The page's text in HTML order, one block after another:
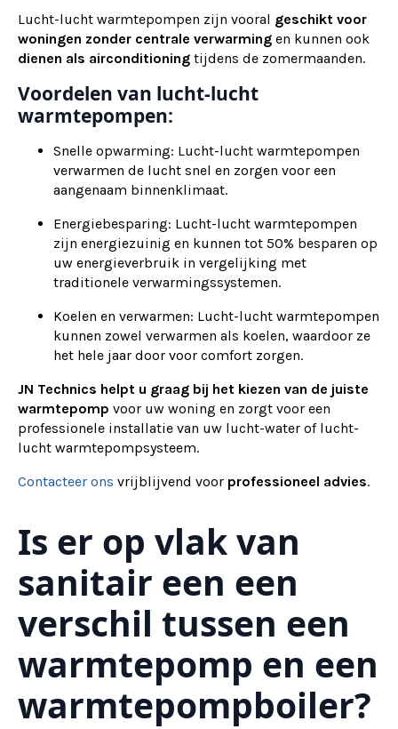
Lucht-lucht warmtepompen zijn vooral geschikt voor
woningen zonder centrale verwarming en kunnen ook
dienen als airconditioning tijdens de zomermaanden.
Voordelen van lucht-lucht
warmtepompen:
Snelle opwarming: Lucht-lucht warmtepompen
verwarmen de lucht snel en zorgen voor een
aangenaam binnenklimaat.
Energiebesparing: Lucht-lucht warmtepompen
zijn energiezuinig en kunnen tot 50% besparen op
uw energieverbruik in vergelijking met
traditionele verwarmingssystemen.
Koelen en verwarmen: Lucht-lucht warmtepompen
kunnen zowel verwarmen als koelen, waardoor ze
het hele jaar door voor comfort zorgen.
JN Technics helpt u graag bij het kiezen van de juiste
warmtepomp voor uw woning en zorgt voor een
professionele installatie van uw lucht-water of lucht-
lucht warmtepompsysteem.
Contacteer ons vrijblijvend voor professioneel advies.
Is er op vlak van
sanitair een een
verschil tussen een
warmtepomp en een
warmtepompboiler?